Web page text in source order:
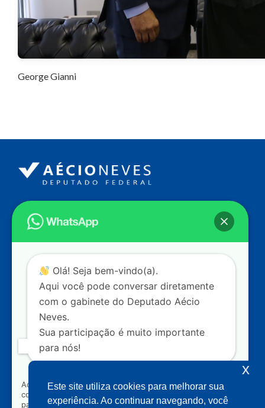
George Gianni
Endereço
Câmara dos Deputados
Ed. Principal, Ala C – Gabinete
Contato
dep.aecioneves@camara.leg.br
+55 (61) 3215-5964
+55 (31) 3261-0121
+55 (31) 97150-0834
Nossas redes
Acompanhe o meu mandato
Olá! Seja bem-vindo(a).
Aqui você pode conversar diretamente
com o gabinete do Deputado Aécio
Neves.
Sua participação é muito importante
para nós!
Ao clicar para iniciar o contato pelo WhatsApp, você
concorda que seus dados serão utilizados exclusivamente
para atendimento relacionado às demandas, sugestões ou
Este site utiliza cookies para melhorar sua
experiência. Ao continuar navegando, você
x